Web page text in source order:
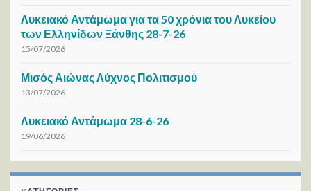
Λυκειακό Αντάμωμα για τα 50 χρόνια του Λυκείου
των Ελληνίδων Ξάνθης 28-7-26
15/07/2026
Μισός Αιώνας Λύχνος Πολιτισμού
13/07/2026
Λυκειακό Αντάμωμα 28-6-26
19/06/2026